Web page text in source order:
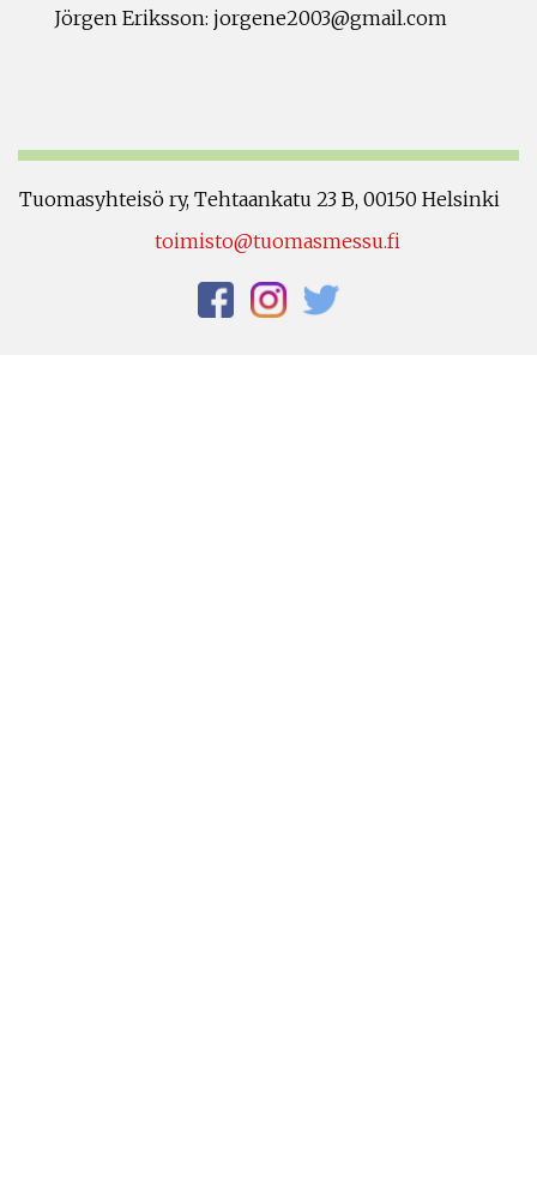
Jörgen Eriksson: jorgene2003@gmail.com
Tuomasyhteisö ry, Tehtaankatu 23 B, 00150 Helsinki
toimisto@tuomasmessu.fi